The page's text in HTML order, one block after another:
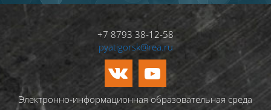
+7 8793 38‑12‑58
pyatigorsk@rea.ru
Электронно‑информационная образовательная среда